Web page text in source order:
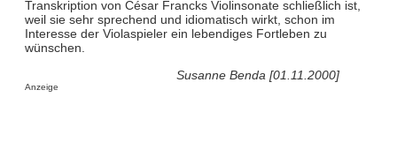
Transkription von César Francks Violinsonate schließlich ist,
weil sie sehr sprechend und idiomatisch wirkt, schon im
Interesse der Violaspieler ein lebendiges Fortleben zu
wünschen.
Susanne Benda [01.11.2000]
Anzeige